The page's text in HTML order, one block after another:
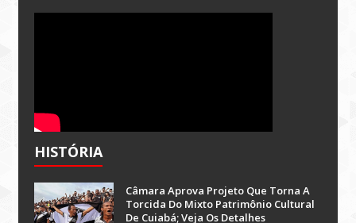
HISTÓRIA
Câmara Aprova Projeto Que Torna A
Torcida Do Mixto Patrimônio Cultural
De Cuiabá; Veja Os Detalhes